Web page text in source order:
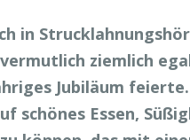
in
ziemlich
Jubiläum
schönes Essen,